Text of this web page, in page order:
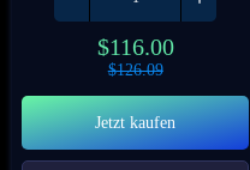
$116.00
$126.09
Jetzt kaufen